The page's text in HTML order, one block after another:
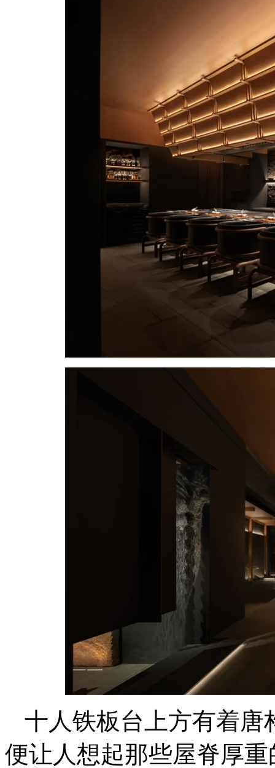
十人铁板台上方有着唐
便让人想起那些屋脊厚